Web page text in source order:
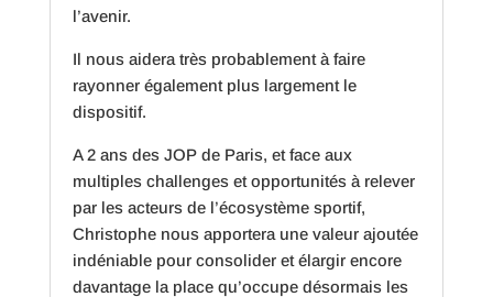
l’avenir.
Il nous aidera très probablement à faire
rayonner également plus largement le
dispositif.
A 2 ans des JOP de Paris, et face aux
multiples challenges et opportunités à relever
par les acteurs de l’écosystème sportif,
Christophe nous apportera une valeur ajoutée
indéniable pour consolider et élargir encore
davantage la place qu’occupe désormais les